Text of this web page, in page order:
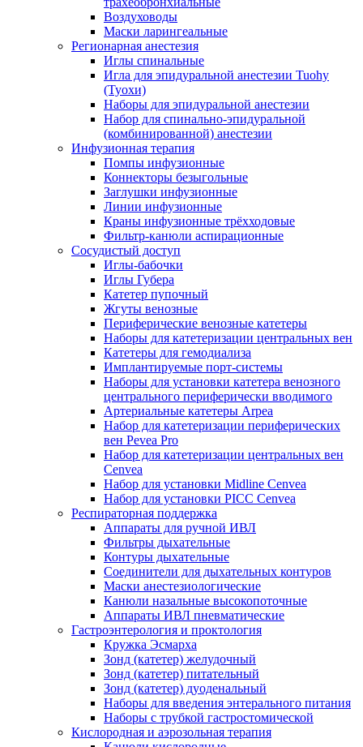
Воздуховоды
Маски ларингеальные
Регионарная анестезия
Иглы спинальные
Игла для эпидуральной анестезии Tuohy
(Туохи)
Наборы для эпидуральной анестезии
Набор для спинально-эпидуральной
(комбинированной) анестезии
Инфузионная терапия
Помпы инфузионные
Коннекторы безыгольные
Заглушки инфузионные
Линии инфузионные
Краны инфузионные трёхходовые
Фильтр-канюли аспирационные
Сосудистый доступ
Иглы-бабочки
Иглы Губера
Катетер пупочный
Жгуты венозные
Периферические венозные катетеры
Наборы для катетеризации центральных вен
Катетеры для гемодиализа
Имплантируемые порт‑системы
Наборы для установки катетера венозного
центрального периферически вводимого
Артериальные катетеры Arpea
Набор для катетеризации периферических
вен Pevea Pro
Набор для катетеризации центральных вен
Cenvea
Набор для установки Midline Cenvea
Набор для установки PICC Cenvea
Респираторная поддержка
Аппараты для ручной ИВЛ
Фильтры дыхательные
Контуры дыхательные
Соединители для дыхательных контуров
Маски анестезиологические
Канюли назальные высокопоточные
Аппараты ИВЛ пневматические
Гастроэнтерология и проктология
Кружка Эсмарха
Зонд (катетер) желудочный
Зонд (катетер) питательный
Зонд (катетер) дуоденальный
Наборы для введения энтерального питания
Наборы с трубкой гастростомической
Кислородная и аэрозольная терапия